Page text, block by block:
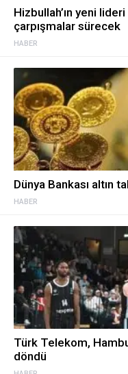
HABER
Hizbullah’ın yeni
çarpışmalar sürecek
HABER
Dünya Bankası altın
Türk Telekom,
döndü